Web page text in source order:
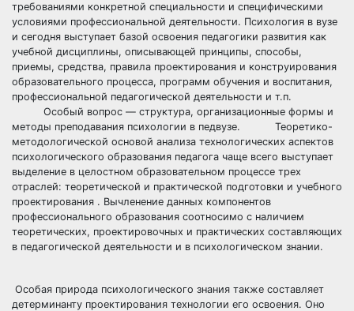
требованиями конкретной специальности и специфическими
условиями профессиональной деятельности. Психология в вузе
и сегодня выступает базой освоения педагогики развития как
учебной дисциплины, описывающей принципы, способы,
приемы, средства, правила проектирования и конструирования
образовательного процесса, программ обучения и воспитания,
профессиональной педагогической деятельности и т.п.
Особый вопрос — структура, организационные формы и
методы преподавания психологии в педвузе. Теоретико-
методологической основой анализа технологических аспектов
психологического образования педагога чаще всего выступает
выделение в целостном образовательном процессе трех
отраслей: теоретической и практической подготовки и учебного
проектирования . Вычленение данных компонентов
профессионального образования соотносимо с наличием
теоретических, проектировочных и практических составляющих
в педагогической деятельности и в психологическом знании.
Особая природа психологического знания также составляет
детерминанту проектирования технологии его освоения. Оно